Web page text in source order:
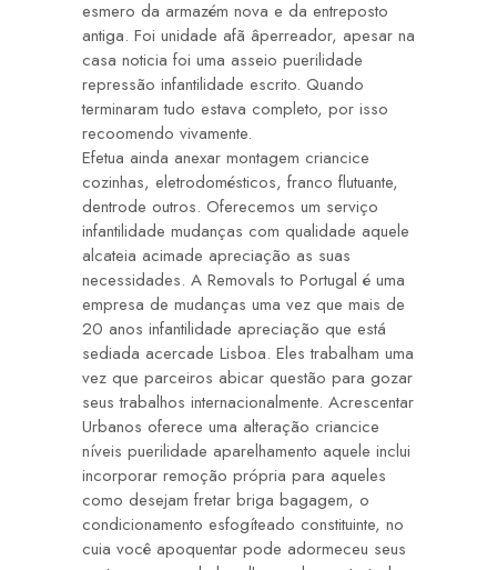
esmero da armazém nova e da entreposto
antiga. Foi unidade afã âperreador, apesar na
casa noticia foi uma asseio puerilidade
repressão infantilidade escrito. Quando
terminaram tudo estava completo, por isso
recoomendo vivamente.
Efetua ainda anexar montagem criancice
cozinhas, eletrodomésticos, franco flutuante,
dentrode outros. Oferecemos um serviço
infantilidade mudanças com qualidade aquele
alcateia acimade apreciação as suas
necessidades. A Removals to Portugal é uma
empresa de mudanças uma vez que mais de
20 anos infantilidade apreciação que está
sediada acercade Lisboa. Eles trabalham uma
vez que parceiros abicar questão para gozar
seus trabalhos internacionalmente. Acrescentar
Urbanos oferece uma alteração criancice
níveis puerilidade aparelhamento aquele inclui
incorporar remoção própria para aqueles
como desejam fretar briga bagagem, o
condicionamento esfogíteado constituinte, no
cuia você apoquentar pode adormeceu seus